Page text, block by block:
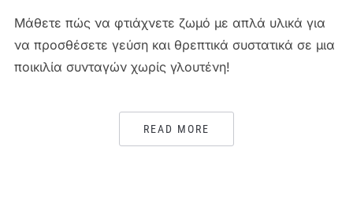
Μάθετε πώς να φτιάχνετε ζωμό με απλά υλικά για
να προσθέσετε γεύση και θρεπτικά συστατικά σε μια
ποικιλία συνταγών χωρίς γλουτένη!
READ MORE